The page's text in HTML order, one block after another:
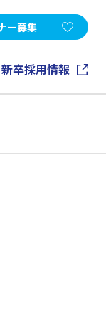
ー募集
新卒採用情報